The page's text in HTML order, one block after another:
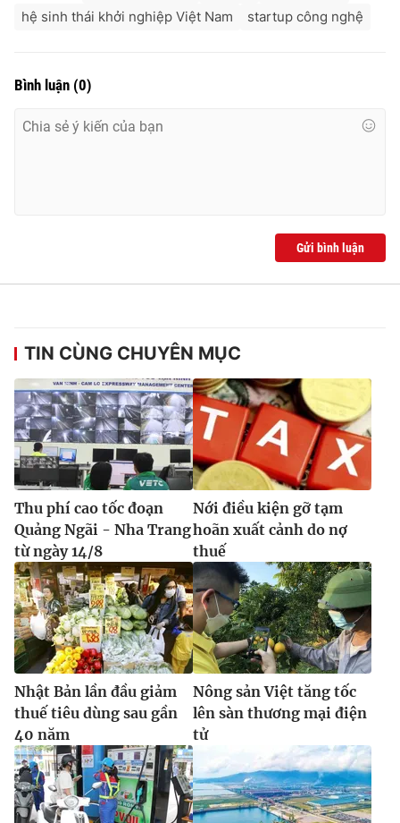
hệ sinh thái khởi nghiệp Việt Nam
startup công nghệ
Bình luận (0)
Gửi bình luận
TIN CÙNG CHUYÊN MỤC
Thu phí cao tốc đoạn
Quảng Ngãi - Nha Trang
từ ngày 14/8
Nới điều kiện gỡ tạm
hoãn xuất cảnh do nợ
thuế
Nhật Bản lần đầu giảm
thuế tiêu dùng sau gần
40 năm
Nông sản Việt tăng tốc
lên sàn thương mại điện
tử